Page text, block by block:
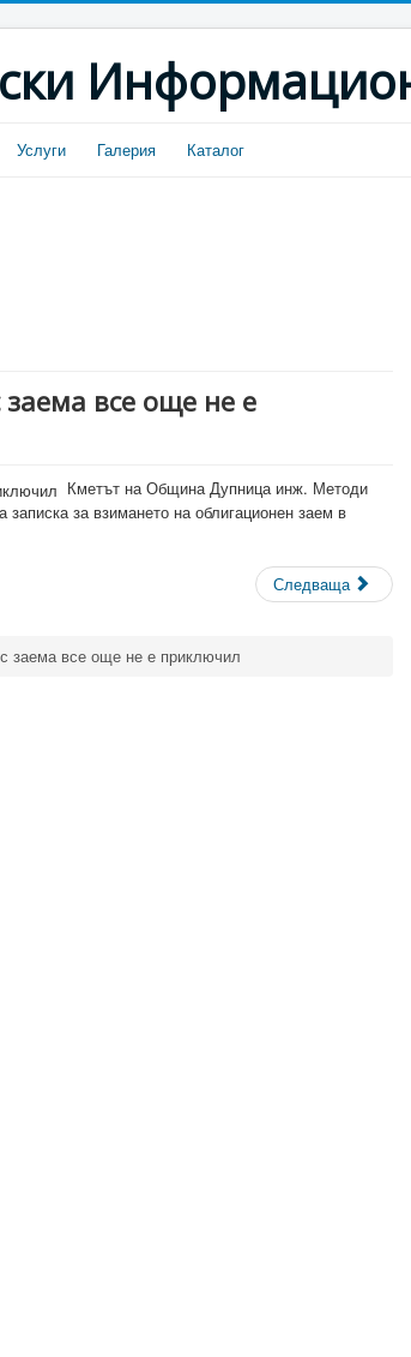
Услуги Галерия Каталог
все още не е
Кметът на Община Дупница инж. Методи
за взимането на облигационен заем в
Следваща
заема все още не е приключил